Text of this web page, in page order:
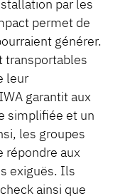
permet de
générer.
transportables
leur
garantit aux
simplifiée et un
les groupes
répondre aux
exiguës. Ils
ainsi que